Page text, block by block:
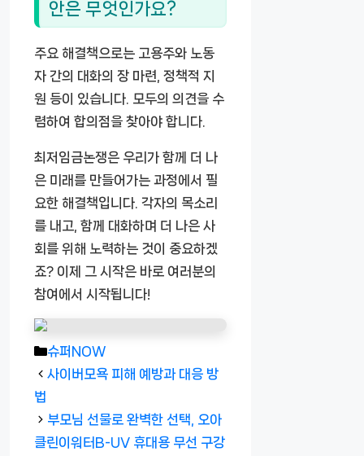
안은 무엇인가요?
주요 해결책으로는 고용주와 노동
자 간의 대화의 장 마련, 정책적 지
원 등이 있습니다. 모두의 의견을 수
렴하여 합의점을 찾아야 합니다.
최저임금논쟁은 우리가 함께 더 나
은 미래를 만들어가는 과정에서 필
요한 해결책입니다. 각자의 목소리
를 내고, 함께 대화하며 더 나은 사
회를 위해 노력하는 것이 중요하겠
죠? 이제 그 시작은 바로 여러분의
참여에서 시작됩니다!
카
테
리
슈퍼NOW
사이버모욕 피해 예방과 대응 방
법
부모님 선물로 완벽한 선택, 오아
클린이워터B-UV 휴대용 무선 구강